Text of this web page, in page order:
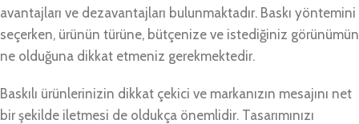
avantajları ve dezavantajları bulunmaktadır. Baskı yöntemini
seçerken, ürünün türüne, bütçenize ve istediğiniz görünümün
ne olduğuna dikkat etmeniz gerekmektedir.
Baskılı ürünlerinizin dikkat çekici ve markanızın mesajını net
bir şekilde iletmesi de oldukça önemlidir. Tasarımınızı